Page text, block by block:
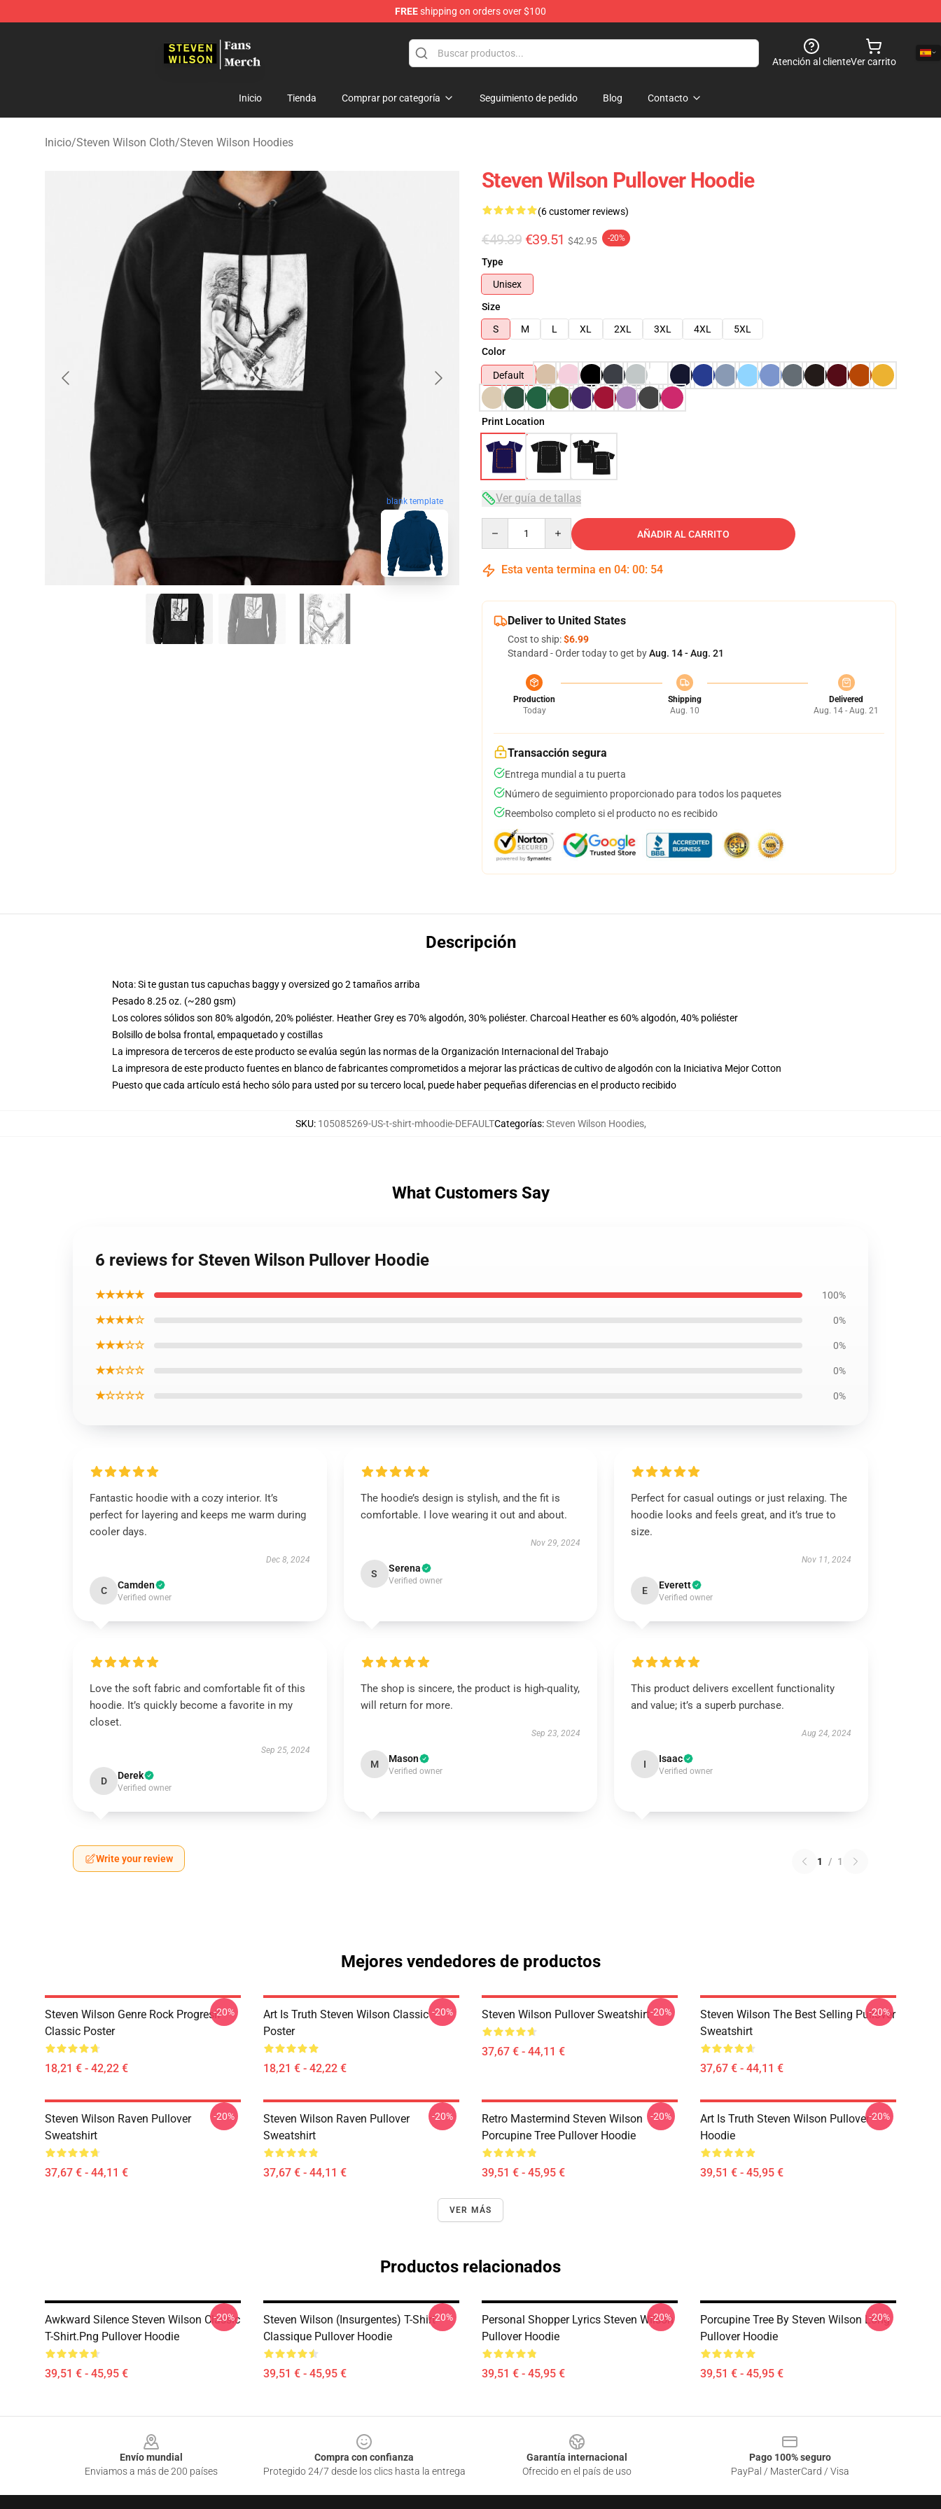
FREEshipping on orders over $100
Atención al clienteVer carrito
Inicio Tienda Comprar por categoría Seguimiento de pedido Blog Contacto
Inicio/Steven Wilson Cloth/Steven Wilson Hoodies
blank template
Steven Wilson Pullover Hoodie
(6 customer reviews)
€49.39 €39.51 $42.95 -20%
Type
Unisex
Size
S
M L XL 2XL 3XL 4XL
5XL
Color
Default
Print Location
Ver guía de tallas
AÑADIR AL CARRITO
Esta venta termina en 04: 00: 53
Deliver to United States
Cost to ship:$6.99
Standard - Order today to get byAug. 14 - Aug. 21
Production
Today
Shipping
Aug. 10
Delivered
Aug. 14 - Aug. 21
Transacción segura
Entrega mundial a tu puerta
Número de seguimiento proporcionado para todos los paquetes
Reembolso completo si el producto no es recibido
Descripción
Nota: Si te gustan tus capuchas baggy y oversized go 2 tamaños arriba
Pesado 8.25 oz. (~280 gsm)
Los colores sólidos son 80% algodón, 20% poliéster. Heather Grey es 70% algodón, 30% poliéster. Charcoal Heather es 60% algodón, 40% poliéster
Bolsillo de bolsa frontal, empaquetado y costillas
La impresora de terceros de este producto se evalúa según las normas de la Organización Internacional del Trabajo
La impresora de este producto fuentes en blanco de fabricantes comprometidos a mejorar las prácticas de cultivo de algodón con la Iniciativa Mejor Cotton
Puesto que cada artículo está hecho sólo para usted por su tercero local, puede haber pequeñas diferencias en el producto recibido
SKU: 105085269-US-t-shirt-mhoodie-DEFAULTCategorías:Steven Wilson Hoodies,
What Customers Say
6 reviews for Steven Wilson Pullover Hoodie
★★★★★ 100%
★★★★☆ 0%
★★★☆☆ 0%
★★☆☆☆ 0%
★☆☆☆☆ 0%
Fantastic hoodie with a cozy interior. It’s
perfect for layering and keeps me warm during
cooler days.
Dec 8, 2024
C Camden
Verified owner
The hoodie’s design is stylish, and the fit is
comfortable. I love wearing it out and about.
Nov 29, 2024
S Serena
Verified owner
Perfect for casual outings or just relaxing. The
hoodie looks and feels great, and it’s true to
size.
Nov 11, 2024
E Everett
Verified owner
Love the soft fabric and comfortable fit of this
hoodie. It’s quickly become a favorite in my
closet.
Sep 25, 2024
D Derek
Verified owner
The shop is sincere, the product is high-quality,
will return for more.
Sep 23, 2024
M Mason
Verified owner
This product delivers excellent functionality
and value; it’s a superb purchase.
Aug 24, 2024
I Isaac
Verified owner
Write your review 1 / 1
Mejores vendedores de productos
Steven Wilson Genre Rock Progresif
Classic Poster
18,21 € - 42,22 €
-20%
Art Is Truth Steven Wilson Classic
Poster
18,21 € - 42,22 €
-20% Steven Wilson Pullover Sweatshirt
37,67 € - 44,11 €
-20%
Steven Wilson The Best Selling Pullover
Sweatshirt
37,67 € - 44,11 €
-20%
Steven Wilson Raven Pullover
Sweatshirt
37,67 € - 44,11 €
-20%
Steven Wilson Raven Pullover
Sweatshirt
37,67 € - 44,11 €
-20%
Retro Mastermind Steven Wilson
Porcupine Tree Pullover Hoodie
39,51 € - 45,95 €
-20%
Art Is Truth Steven Wilson Pullover
Hoodie
39,51 € - 45,95 €
-20%
VER MÁS
Productos relacionados
Awkward Silence Steven Wilson Classic
T-Shirt.png Pullover Hoodie
39,51 € - 45,95 €
-20%
Steven Wilson (insurgentes) T-Shirt
Classique Pullover Hoodie
39,51 € - 45,95 €
-20%
Personal Shopper Lyrics Steven Wilson
Pullover Hoodie
39,51 € - 45,95 €
-20%
Porcupine Tree By Steven Wilson Long
Pullover Hoodie
39,51 € - 45,95 €
-20%
Envío mundial
Enviamos a más de 200 países
Compra con confianza
Protegido 24/7 desde los clics hasta la entrega
Garantía internacional
Ofrecido en el país de uso
Pago 100% seguro
PayPal / MasterCard / Visa